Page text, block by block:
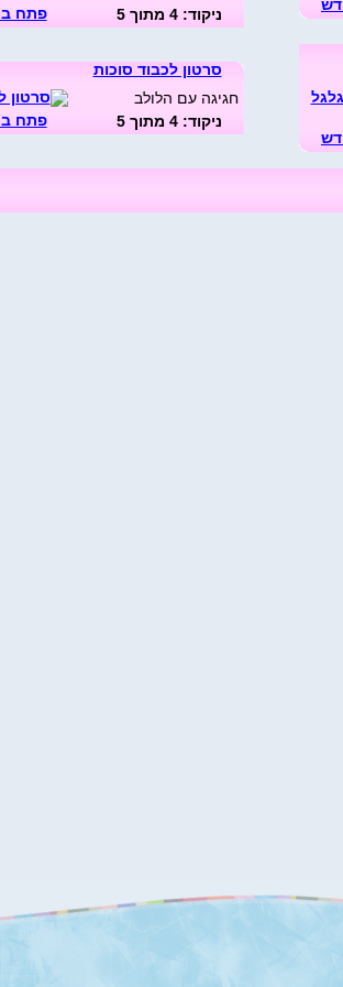
ניקוד: 4 מתוך 5 פתח
סרטון לכבוד סוכות
חגיגה עם הלולב
ניקוד: 4 מתוך 5
פתח